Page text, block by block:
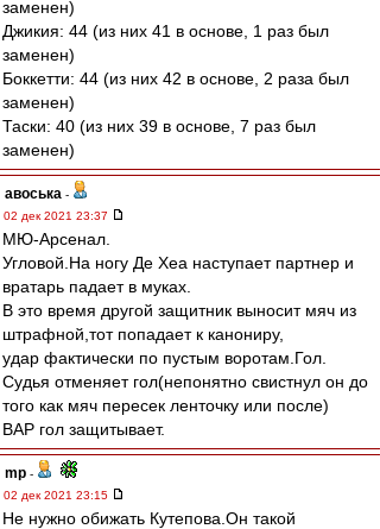
заменен)
Джикия: 44 (из них 41 в основе, 1 раз был
заменен)
Боккетти: 44 (из них 42 в основе, 2 раза был
заменен)
Таски: 40 (из них 39 в основе, 7 раз был
заменен)
авоська -
02 дек 2021 23:37
МЮ-Арсенал.
Угловой.На ногу Де Хеа наступает партнер и
вратарь падает в муках.
В это время другой защитник выносит мяч из
штрафной,тот попадает к канониру,
удар фактически по пустым воротам.Гол.
Судья отменяет гол(непонятно свистнул он до
того как мяч пересек ленточку или после)
ВАР гол защитывает.
mp -
02 дек 2021 23:15
Не нужно обижать Кутепова.Он такой